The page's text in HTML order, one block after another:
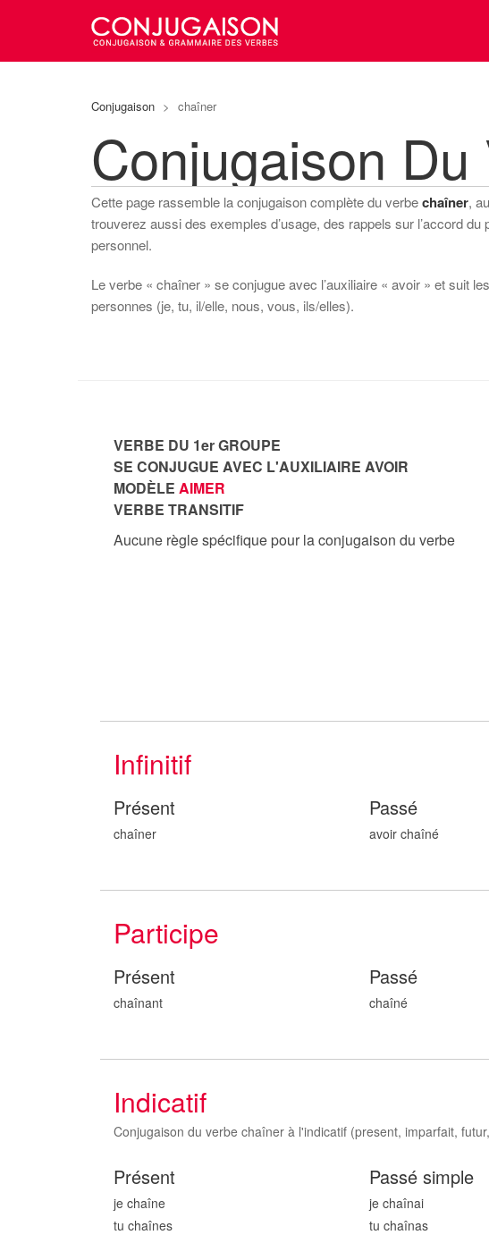
Conjugaison > chaîner
Conjugaison
Cette page rassemble la conjugaison complète du verbechaîner,
trouverez aussi des exemples d’usage, des rappels sur l’accord
personnel.
Le verbe « chaîner » se conjugue avec l’auxiliaire « avoir » et suit
personnes (je, tu, il/elle, nous, vous, ils/elles).
VERBE DU 1er GROUPE
SE CONJUGUE AVEC L'AUXILIAIRE AVOIR
MODÈLE AIMER
VERBE TRANSITIF
Aucune règle spécifique pour la conjugaison du verbe
Infinitif
Présent
chaîner
Passé
avoir chaîné
Participe
Présent
chaînant
Passé
chaîné
Indicatif
Conjugaison du verbe chaîner à l'indicatif (present, imparfait,
Présent
je chaîne
tu chaînes
Passé simple
je chaînai
tu chaînas